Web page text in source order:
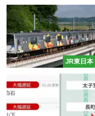
JR東日本